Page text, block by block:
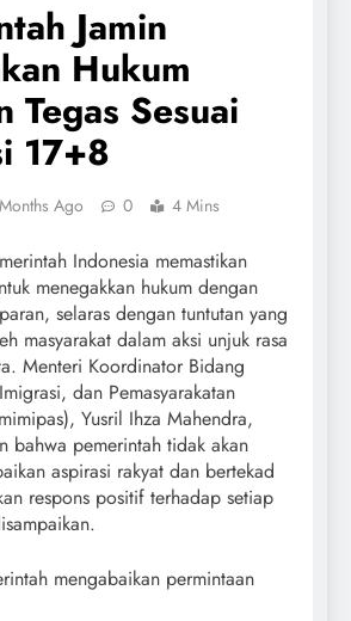
Jamin
Hukum
Tegas Sesuai
17+8
Ago 0 4 Mins
Indonesia memastikan
menegakkan hukum dengan
selaras dengan tuntutan yang
masyarakat dalam aksi unjuk rasa
Menteri Koordinator Bidang
dan Pemasyarakatan
Yusril Ihza Mahendra,
bahwa pemerintah tidak akan
aspirasi rakyat dan bertekad
respons positif terhadap setiap
mengabaikan permintaan